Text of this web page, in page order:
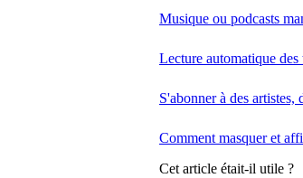
Musique ou podcasts
Lecture automatique des
S'abonner à des artistes,
Comment masquer et
Cet article était-il utile ?